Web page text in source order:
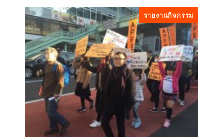
รายงานกิจกรรม